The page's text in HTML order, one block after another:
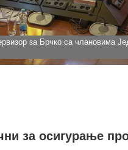
за Брчко са члановима
за осигурање